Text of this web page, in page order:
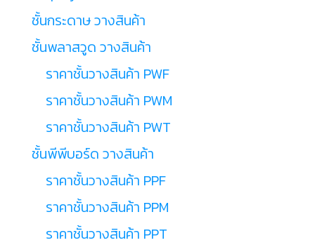
ชั้นกระดาษ วางสินค้า
ชั้นพลาสวูด วางสินค้า
ราคาชั้นวางสินค้า PWF
ราคาชั้นวางสินค้า PWM
ราคาชั้นวางสินค้า PWT
ชั้นพีพีบอร์ด วางสินค้า
ราคาชั้นวางสินค้า PPF
ราคาชั้นวางสินค้า PPM
ราคาชั้นวางสินค้า PPT